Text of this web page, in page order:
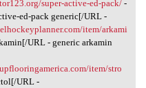
super-active-ed-pack/-
ed-pack generic[/URL -
item/arkami
URL - generic arkamin
item/stro
URL -